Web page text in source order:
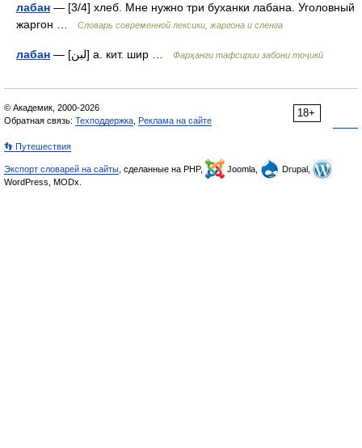
лабан — [3/4] хлеб. Мне нужно три буханки лабана. Уголовный
жаргон …
Cловарь современной лексики, жаргона и сленга
лабан — [لبن] а. кит. шир … Фарҳанги тафсирии забони тоҷикӣ
18+
© Академик, 2000-2026
Обратная связь: Техподдержка Реклама на сайте
👣 Путешествия
Экспорт словарей на сайты , сделанные на PHP, Joomla,
Drupal,
WordPress, MODx.